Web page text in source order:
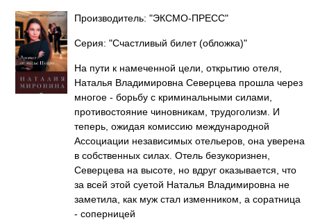
Производитель: "ЭКСМО-ПРЕСС"
Серия: "Счастливый билет (обложка)"
На пути к намеченной цели, открытию отеля,
Наталья Владимировна Северцева прошла через
многое - борьбу с криминальными силами,
противостояние чиновникам, трудоголизм. И
теперь, ожидая комиссию международной
Ассоциации независимых отельеров, она уверена
в собственных силах. Отель безукоризнен,
Северцева на высоте, но вдруг оказывается, что
за всей этой суетой Наталья Владимировна не
заметила, как муж стал изменником, а соратница
- соперницей